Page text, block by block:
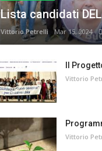
Lista candidati DEL
Vittorio Petrelli Mar 15, 2024
Il
Vittorio
Vittorio